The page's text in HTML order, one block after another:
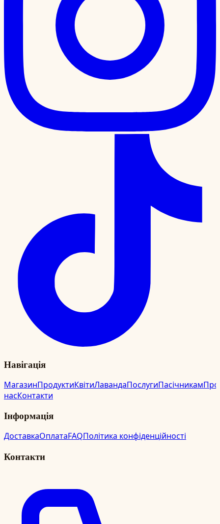
Навігація
МагазинПродуктиКвітиЛавандаПослугиПасічникамПро
насКонтакти
Інформація
ДоставкаОплатаFAQПолітика конфіденційності
Контакти